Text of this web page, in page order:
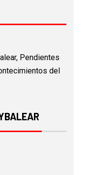
Pendientes
del